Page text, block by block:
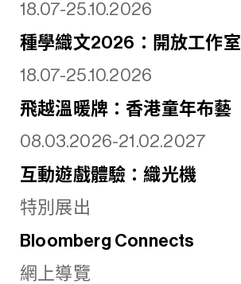
18.07-25.10.2026
種學織文2026：開放工作室
18.07-25.10.2026
飛越溫暖牌：香港童年布藝
08.03.2026-21.02.2027
互動遊戲體驗：織光機
特別展出
Bloomberg Connects
網上導覽